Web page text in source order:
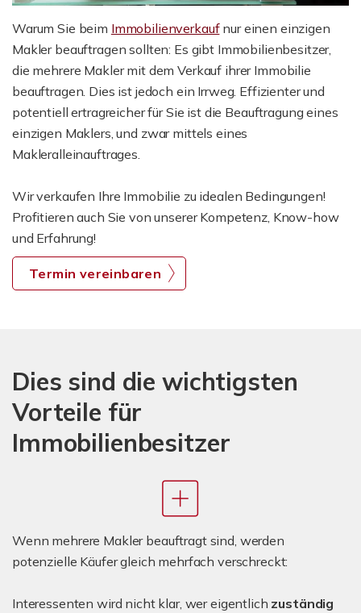
Warum Sie beim Immobilienverkaufnur einen einzigen
Makler beauftragen sollten: Es gibt Immobilienbesitzer,
die mehrere Makler mit dem Verkauf ihrer Immobilie
beauftragen. Dies ist jedoch ein Irrweg. Effizienter und
potentiell ertragreicher für Sie ist die Beauftragung eines
einzigen Maklers, und zwar mittels eines
Makleralleinauftrages.
Wir verkaufen Ihre Immobilie zu idealen Bedingungen!
Profitieren auch Sie von unserer Kompetenz, Know-how
und Erfahrung!
Termin vereinbaren
Dies sind die wichtigsten
Vorteile für
Immobilienbesitzer
Wenn mehrere Makler beauftragt sind, werden
potenzielle Käufer gleich mehrfach verschreckt:
Interessenten wird nicht klar, wer eigentlich zuständig